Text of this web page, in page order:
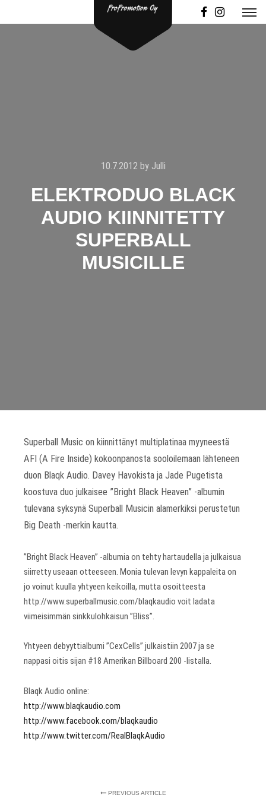
10.7.2012 by Julli
ELEKTRODUO BLACK
AUDIO KIINNITETTY
SUPERBALL
MUSICILLE
Superball Music on kiinnittänyt multiplatinaa myyneestä
AFI (A Fire Inside) kokoonpanosta sooloilemaan lähteneen
duon Blaqk Audio. Davey Havokista ja Jade Pugetista
koostuva duo julkaisee ”Bright Black Heaven” -albumin
tulevana syksynä Superball Musicin alamerkiksi perustetun
Big Death -merkin kautta.
”Bright Black Heaven” -albumia on tehty hartaudella ja julkaisua
siirretty useaan otteeseen. Monia tulevan levyn kappaleita on
jo voinut kuulla yhtyeen keikoilla, mutta osoitteesta
http://www.superballmusic.com/blaqkaudio voit ladata
viimeisimmän sinkkulohkaisun ”Bliss”.
Yhtyeen debyyttialbumi ”CexCells” julkaistiin 2007 ja se
nappasi oitis sijan #18 Amerikan Billboard 200 -listalla.
Blaqk Audio online:
http://www.blaqkaudio.com
http://www.facebook.com/blaqkaudio
http://www.twitter.com/RealBlaqkAudio
PREVIOUS ARTICLE